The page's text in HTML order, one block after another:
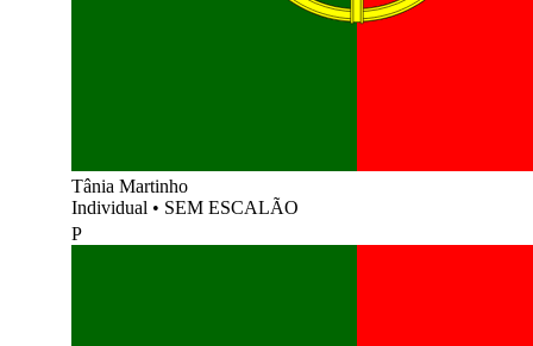
Tânia Martinho
Individual • SEM ESCALÃO
P